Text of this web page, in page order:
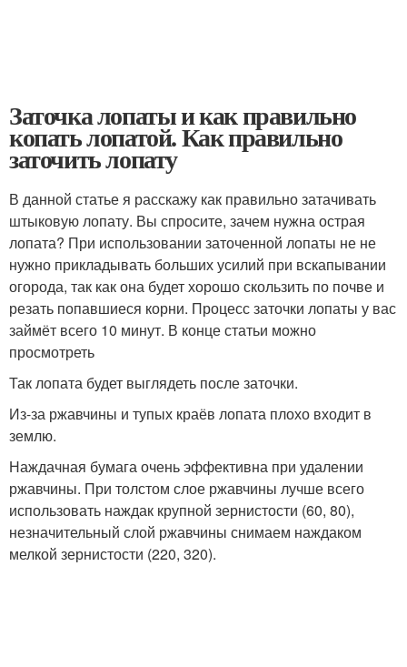
Заточка лопаты и как правильно
копать лопатой. Как правильно
заточить лопату
В данной статье я расскажу как правильно затачивать
штыковую лопату. Вы спросите, зачем нужна острая
лопата? При использовании заточенной лопаты не не
нужно прикладывать больших усилий при вскапывании
огорода, так как она будет хорошо скользить по почве и
резать попавшиеся корни. Процесс заточки лопаты у вас
займёт всего 10 минут. В конце статьи можно
просмотреть
Так лопата будет выглядеть после заточки.
Из-за ржавчины и тупых краёв лопата плохо входит в
землю.
Наждачная бумага очень эффективна при удалении
ржавчины. При толстом слое ржавчины лучше всего
использовать наждак крупной зернистости (60, 80),
незначительный слой ржавчины снимаем наждаком
мелкой зернистости (220, 320).